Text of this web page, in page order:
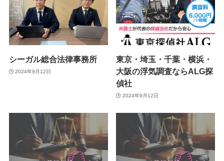
シーガル総合法律事務所
2024年9月12日
東京・埼玉・千葉・横浜・
大阪の浮気調査ならALG探
偵社
2024年9月12日